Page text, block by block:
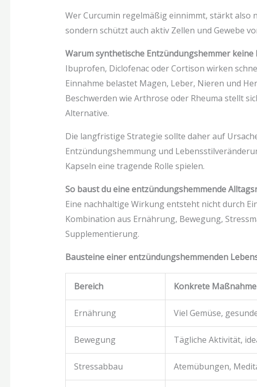
Wer Curcumin regelmäßig einnimmt, stärkt also
sondern schützt auch aktiv Zellen und Gewebe
Warum synthetische Entzündungshemmer
Ibuprofen, Diclofenac oder Cortison wirken
Einnahme belastet Magen, Leber, Nieren und
Beschwerden wie Arthrose oder Rheuma stellt
Alternative.
Die langfristige Strategie sollte daher auf
Entzündungshemmung und
Kapseln eine tragende Rolle spielen.
So baust du eine entzündungshemmende
Eine nachhaltige Wirkung entsteht nicht durch
Kombination aus Ernährung, Bewegung,
Supplementierung.
Bausteine einer entzündungshemmenden
Bereich Konkrete Maßnahme
Ernährung Viel Gemüse,
Bewegung Tägliche Aktivität,
Stressabbau Atemübungen,